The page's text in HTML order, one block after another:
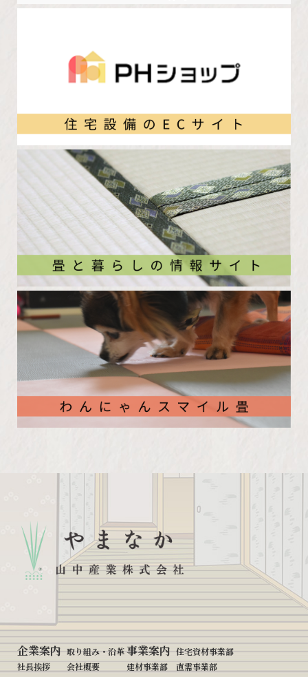
企業案内 取り組み・沿革
社長挨拶
会社概要
事業案内 住宅資材事業部
建材事業部
直需事業部